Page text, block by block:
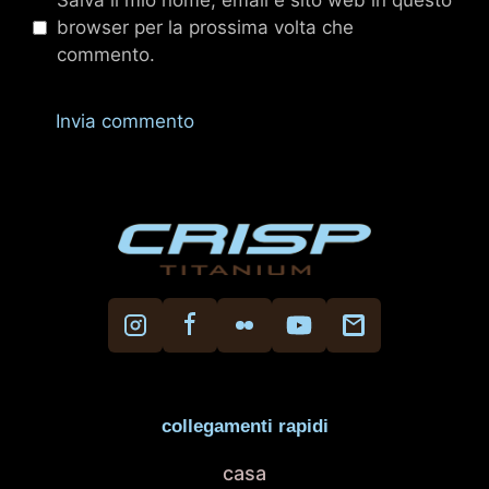
browser per la prossima volta che
commento.
collegamenti rapidi
casa